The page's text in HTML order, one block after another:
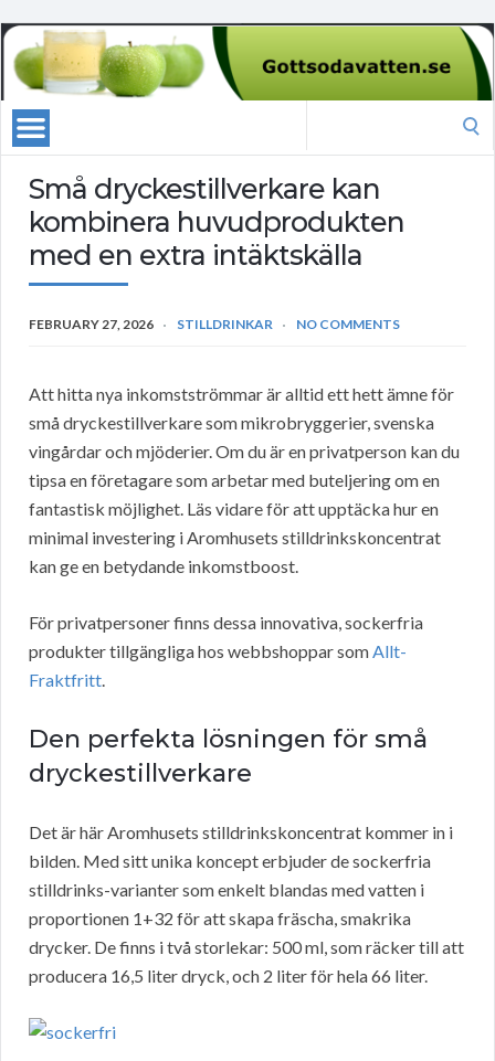
Små dryckestillverkare kan
kombinera huvudprodukten
med en extra intäktskälla
FEBRUARY 27, 2026 STILLDRINKAR NO COMMENTS
Att hitta nya inkomstströmmar är alltid ett hett ämne för
små dryckestillverkare som mikrobryggerier, svenska
vingårdar och mjöderier. Om du är en privatperson kan du
tipsa en företagare som arbetar med buteljering om en
fantastisk möjlighet. Läs vidare för att upptäcka hur en
minimal investering i Aromhusets stilldrinkskoncentrat
kan ge en betydande inkomstboost.
För privatpersoner finns dessa innovativa, sockerfria
produkter tillgängliga hos webbshoppar somAllt-
Fraktfritt.
Den perfekta lösningen för små
dryckestillverkare
Det är här Aromhusets stilldrinkskoncentrat kommer in i
bilden. Med sitt unika koncept erbjuder de sockerfria
stilldrinks-varianter som enkelt blandas med vatten i
proportionen 1+32 för att skapa fräscha, smakrika
drycker. De finns i två storlekar: 500 ml, som räcker till att
producera 16,5 liter dryck, och 2 liter för hela 66 liter.